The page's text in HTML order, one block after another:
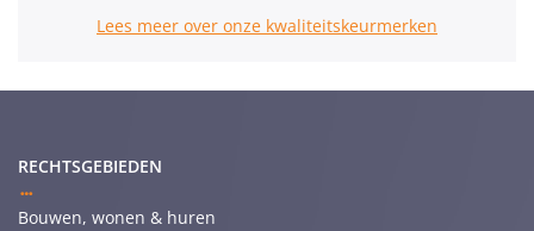
Lees meer over onze kwaliteitskeurmerken
RECHTSGEBIEDEN
Bouwen, wonen & huren